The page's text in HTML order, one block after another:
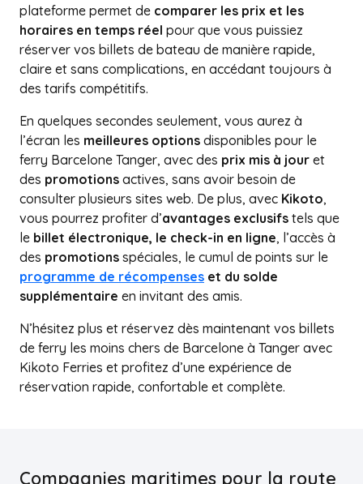
plateforme permet de comparer les prix et les
horaires en temps réel pour que vous puissiez
réserver vos billets de bateau de manière rapide,
claire et sans complications, en accédant toujours à
des tarifs compétitifs.
En quelques secondes seulement, vous aurez à
l’écran les meilleures options disponibles pour le
ferry Barcelone Tanger, avec des prix mis à jour et
des promotions actives, sans avoir besoin de
consulter plusieurs sites web. De plus, avec Kikoto,
vous pourrez profiter d’avantages exclusifs tels que
le billet électronique, le check-in en ligne, l’accès à
des promotions spéciales, le cumul de points sur le
programme de récompenses et du solde
supplémentaire en invitant des amis.
N’hésitez plus et réservez dès maintenant vos billets
de ferry les moins chers de Barcelone à Tanger avec
Kikoto Ferries et profitez d’une expérience de
réservation rapide, confortable et complète.
Compagnies maritimes pour la route